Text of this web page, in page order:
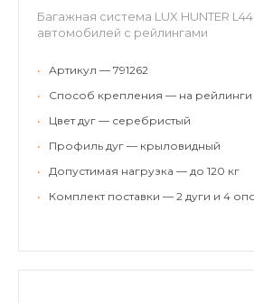
Багажная система LUX HUNTER
автомобилей с рейлингами
•
Артикул — 791262
•
Способ крепления — на рейлинги
•
Цвет дуг — серебристый
•
Профиль дуг — крыловидный
•
Допустимая нагрузка — до 120 кг
•
Комплект поставки — 2 дуги и 4